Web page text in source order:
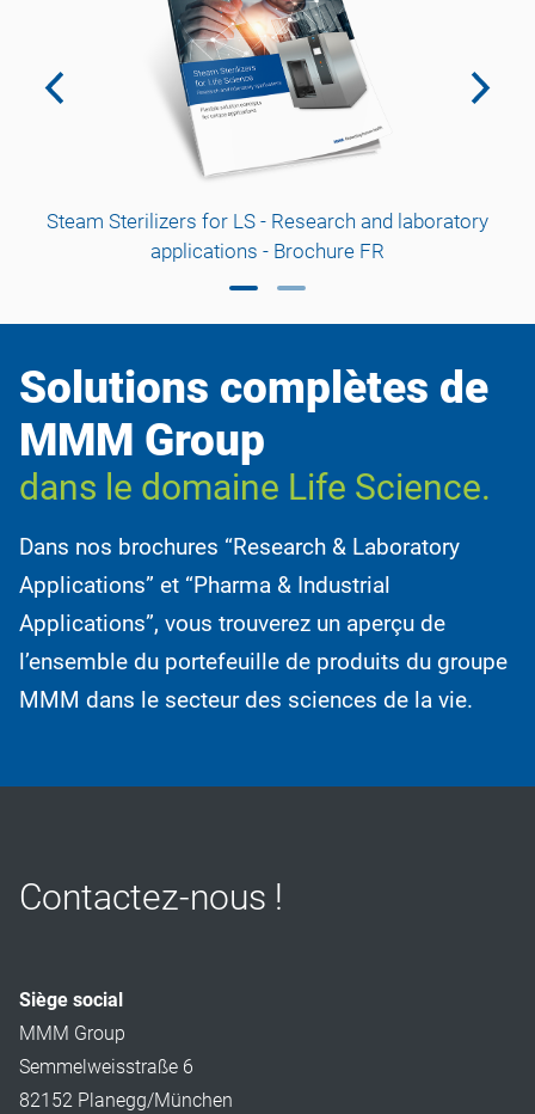
Steam Sterilizers for LS - Research and laboratory
applications - Brochure FR
Solutions complètes de
MMM Group
dans le domaine Life Science.
Dans nos brochures “Research & Laboratory
Applications” et “Pharma & Industrial
Applications”, vous trouverez un aperçu de
l’ensemble du portefeuille de produits du groupe
MMM dans le secteur des sciences de la vie.
Contactez-nous !
Siège social
MMM Group
Semmelweisstraße 6
82152 Planegg/München